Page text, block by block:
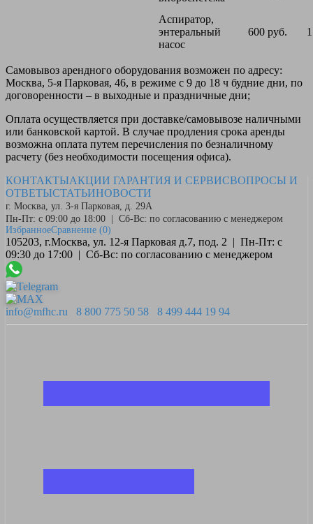
Аспиратор,
энтеральный
насос
600 руб.
Самовывоз арендного оборудования возможен по адресу:
Москва, 5-я Парковая, 46, в режиме с 9 до 18 ч будние дни, по
договоренности – в выходные и праздничные дни;
Оплата осуществляется при доставке/самовывозе наличными
или банковской картой. В случае продления срока аренды
возможна оплата путем перечисления по безналичному
расчету (без необходимости посещения офиса).
КОНТАКТЫАКЦИИ ГАРАНТИЯ И СЕРВИСВОПРОСЫ И
ОТВЕТЫСТАТЬИНОВОСТИ
г. Москва, ул. 3-я Парковая, д. 29А
Пн-Пт: с 09:00 до 18:00 | Сб-Вс: по согласованию с менеджером
ИзбранноеСравнение (0)
105203, г.Москва, ул. 12-я Парковая д.7, под. 2 | Пн-Пт: с
09:30 до 17:00 | Сб-Вс: по согласованию с менеджером
info@mfhc.ru 8 800 775 50 58 8 499 444 19 94